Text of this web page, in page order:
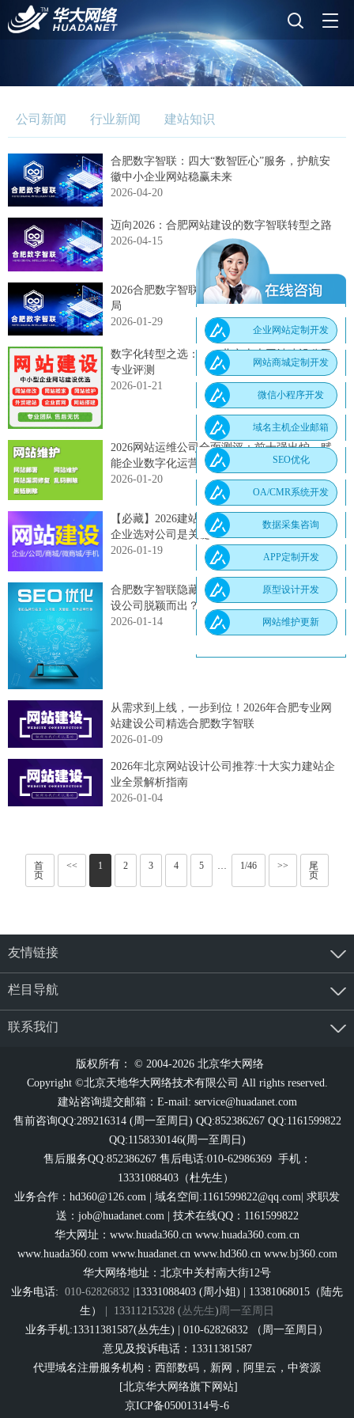
公司新闻 行业新闻 建站知识
合肥数字智联：四大“数智匠心”服务，护航安
徽中小企业网站稳赢未来
2026-04-20
迈向2026：合肥网站建设的数字智联转型之路
2026-04-15
2026合肥数字智联：5大趋势重塑网站制作新格
局
2026-01-29
数字化转型之选：2026北京十大网站建设公司
专业评测
2026-01-21
2026网站运维公司全面测评：前十强出炉，赋
能企业数字化运营
2026-01-20
【必藏】2026建站预算省下2万元的秘诀：中小
企业选对公司是关键！
2026-01-19
合肥数字智联隐藏的钥匙：如何让合肥网站建
设公司脱颖而出？
2026-01-14
从需求到上线，一步到位！2026年合肥专业网
站建设公司精选合肥数字智联
2026-01-09
2026年北京网站设计公司推荐:十大实力建站企
业全景解析指南
2026-01-04
首
页
<< 1 2 3 4 5 ··· 1/46 >>
尾
页
友情链接
栏目导航
联系我们
版权所有： © 2004-2026 北京华大网络
Copyright ©北京天地华大网络技术有限公司 All rights reserved.
建站咨询提交邮箱：E-mail: service@huadanet.com
售前咨询QQ:289216314 (周一至周日) QQ:852386267 QQ:1161599822
QQ:1158330146(周一至周日)
售后服务QQ:852386267 售后电话:010-62986369 手机：
13331088403（杜先生）
业务合作： hd360@126.com | 域名空间:1161599822@qq.com| 求职发
送： job@huadanet.com| 技术在线QQ：1161599822
华大网址： www.huada360.cn www.huada360.com.cn
www.huada360.com www.huadanet.cn www.hd360.cn www.bj360.com
华大网络地址：北京中关村南大街12号
业务电话: 010-62826832 | 13331088403 (周小姐) | 13381068015（陆先
生）
13311215328 (丛先生)周一至周日
业务手机:13311381587(丛先生) | 010-62826832 （周一至周日）
意见及投诉电话：13311381587
代理域名注册服务机构：西部数码，新网，阿里云，中资源
[北京华大网络旗下网站]
京ICP备05001314号-6
企业网站定制开发
网站商城定制开发
微信小程序开发
域名主机企业邮箱
SEO优化
OA/CMR系统开发
数据采集咨询
APP定制开发
原型设计开发
网站维护更新